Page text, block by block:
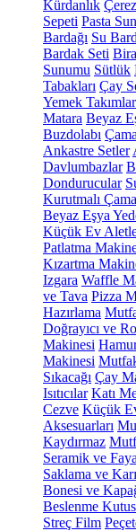
Kürdanlık
Sepeti Pasta
Bardağı Su
Bardak Seti
Sunumu Sütlük
Tabakları Çay
Yemek
Matara Beyaz
Buzdolabı
Ankastre Setler
Davlumbazlar
Dondurucular
Kurutmalı
Beyaz Eşya
Küçük Ev
Patlatma
Kızartma
Izgara Waffle
ve Tava Pizza
Hazırlama
Doğrayıcı ve
Makinesi
Makinesi
Sıkacağı Çay
Isıtıcılar Katı
Cezve Küçük
Aksesuarları
Kaydırmaz
Seramik ve
Saklama ve
Bonesi ve
Beslenme
Streç Film